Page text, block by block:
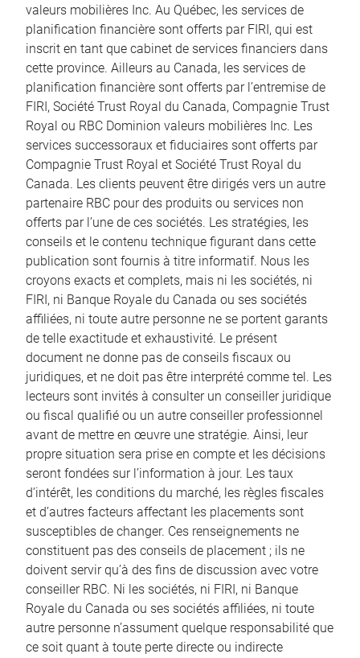
valeurs mobilières Inc. Au Québec, les services de
planification financière sont offerts par FIRI, qui est
inscrit en tant que cabinet de services financiers dans
cette province. Ailleurs au Canada, les services de
planification financière sont offerts par l’entremise de
FIRI, Société Trust Royal du Canada, Compagnie Trust
Royal ou RBC Dominion valeurs mobilières Inc. Les
services successoraux et fiduciaires sont offerts par
Compagnie Trust Royal et Société Trust Royal du
Canada. Les clients peuvent être dirigés vers un autre
partenaire RBC pour des produits ou services non
offerts par l’une de ces sociétés. Les stratégies, les
conseils et le contenu technique figurant dans cette
publication sont fournis à titre informatif. Nous les
croyons exacts et complets, mais ni les sociétés, ni
FIRI, ni Banque Royale du Canada ou ses sociétés
affiliées, ni toute autre personne ne se portent garants
de telle exactitude et exhaustivité. Le présent
document ne donne pas de conseils fiscaux ou
juridiques, et ne doit pas être interprété comme tel. Les
lecteurs sont invités à consulter un conseiller juridique
ou fiscal qualifié ou un autre conseiller professionnel
avant de mettre en œuvre une stratégie. Ainsi, leur
propre situation sera prise en compte et les décisions
seront fondées sur l’information à jour. Les taux
d’intérêt, les conditions du marché, les règles fiscales
et d’autres facteurs affectant les placements sont
susceptibles de changer. Ces renseignements ne
constituent pas des conseils de placement ; ils ne
doivent servir qu’à des fins de discussion avec votre
conseiller RBC. Ni les sociétés, ni FIRI, ni Banque
Royale du Canada ou ses sociétés affiliées, ni toute
autre personne n’assument quelque responsabilité que
ce soit quant à toute perte directe ou indirecte